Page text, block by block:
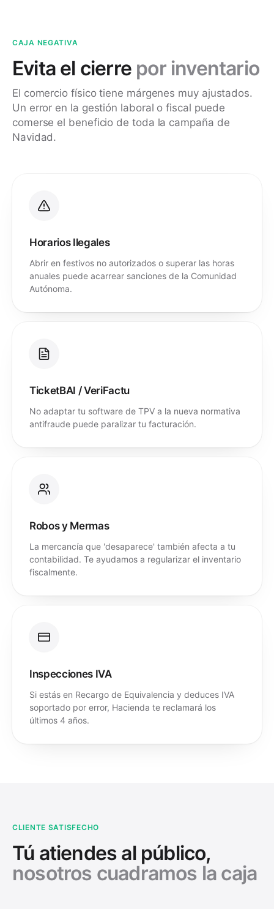
CAJA NEGATIVA
Evita el cierre por inventario
El comercio físico tiene márgenes muy ajustados.
Un error en la gestión laboral o fiscal puede
comerse el beneficio de toda la campaña de
Navidad.
Horarios Ilegales
Abrir en festivos no autorizados o superar las horas
anuales puede acarrear sanciones de la Comunidad
Autónoma.
TicketBAI / VeriFactu
No adaptar tu software de TPV a la nueva normativa
antifraude puede paralizar tu facturación.
Robos y Mermas
La mercancía que 'desaparece' también afecta a tu
contabilidad. Te ayudamos a regularizar el inventario
fiscalmente.
Inspecciones IVA
Si estás en Recargo de Equivalencia y deduces IVA
soportado por error, Hacienda te reclamará los
últimos 4 años.
CLIENTE SATISFECHO
Tú atiendes al público,
nosotros cuadramos la caja